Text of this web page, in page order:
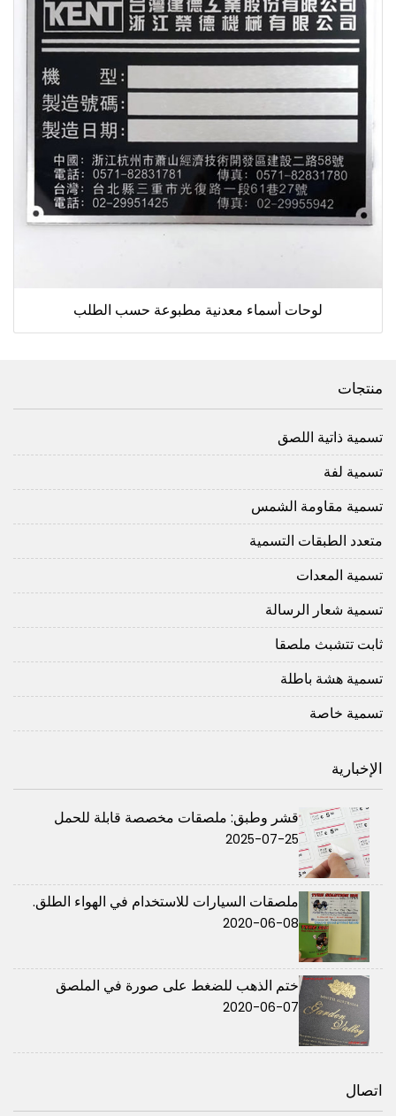
لوحات أسماء معدنية مطبوعة حسب الطلب
منتجات
تسمية ذاتية اللصق
تسمية لفة
تسمية مقاومة الشمس
متعدد الطبقات التسمية
تسمية المعدات
تسمية شعار الرسالة
ثابت تتشبث ملصقا
تسمية هشة باطلة
تسمية خاصة
الإخبارية
قشر وطبق: ملصقات مخصصة قابلة للحمل
2025-07-25
ملصقات السيارات للاستخدام في الهواء الطلق.
2020-06-08
ختم الذهب للضغط على صورة في الملصق
2020-06-07
اتصال